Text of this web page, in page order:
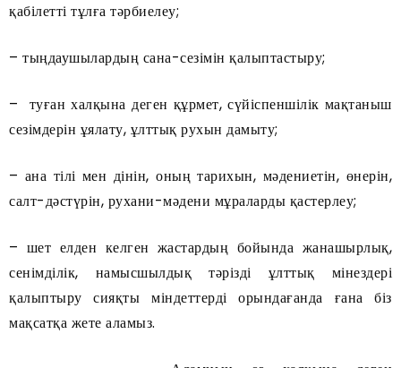
қабілетті тұлға тәрбиелеу;
– тыңдаушылардың сана-сезімін қалыптастыру;
– туған халқына деген құрмет, сүйіспеншілік мақтаныш
сезімдерін ұялату, ұлттық рухын дамыту;
– ана тілі мен дінін, оның тарихын, мәдениетін, өнерін,
салт-дәстүрін, рухани-мәдени мұраларды қастерлеу;
– шет елден келген жастардың бойында жанашырлық,
сенімділік, намысшылдық тәрізді ұлттық мінездері
қалыптыру сияқты міндеттерді орындағанда ғана біз
мақсатқа жете аламыз.